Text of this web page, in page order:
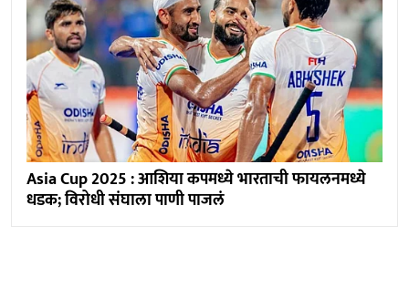
Asia Cup 2025 : आशिया कपमध्ये भारताची फायलनमध्ये
धडक; विरोधी संघाला पाणी पाजलं